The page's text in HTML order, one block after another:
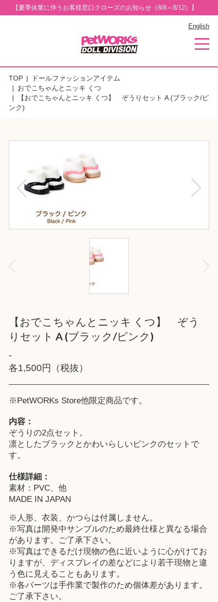
【夏季休業に伴うお客様窓口クローズのお知らせ（8/8～8/12）】
English
TOP
ドールファッションアイテム
おでこちゃんとニッキ くつ
【おでこちゃんとニッキ くつ】 ぞうりセット A (ブラック/ピ
ンク)
【おでこちゃんとニッキ くつ】 ぞう
りセット A (ブラック/ピンク)
-
各1,500円（税抜）
※PetWORKs Store他限定商品です。
内容：
ぞうりの2点セット。
凛としたブラックとかわいらしいピンクのセットで
す。
仕様詳細：
素材：PVC、他
MADE IN JAPAN
※人形、衣装、かつらは付属しません。
※写真は開発中サンプルのため最終仕様と異なる場合
があります。ご了承下さい。
※写真はできるだけ現物の色に近いように心がけてお
りますが、ディスプレイの差などにより若干現物と違
う色に見えることもあります。
※各パーツは手作業で製作のため個体差があります。
ご了承下さい。